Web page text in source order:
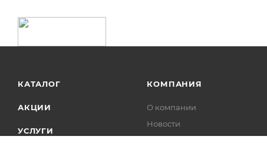
КАТАЛОГ
АКЦИИ
УСЛУГИ
КОМПАНИЯ
О компании
Новости